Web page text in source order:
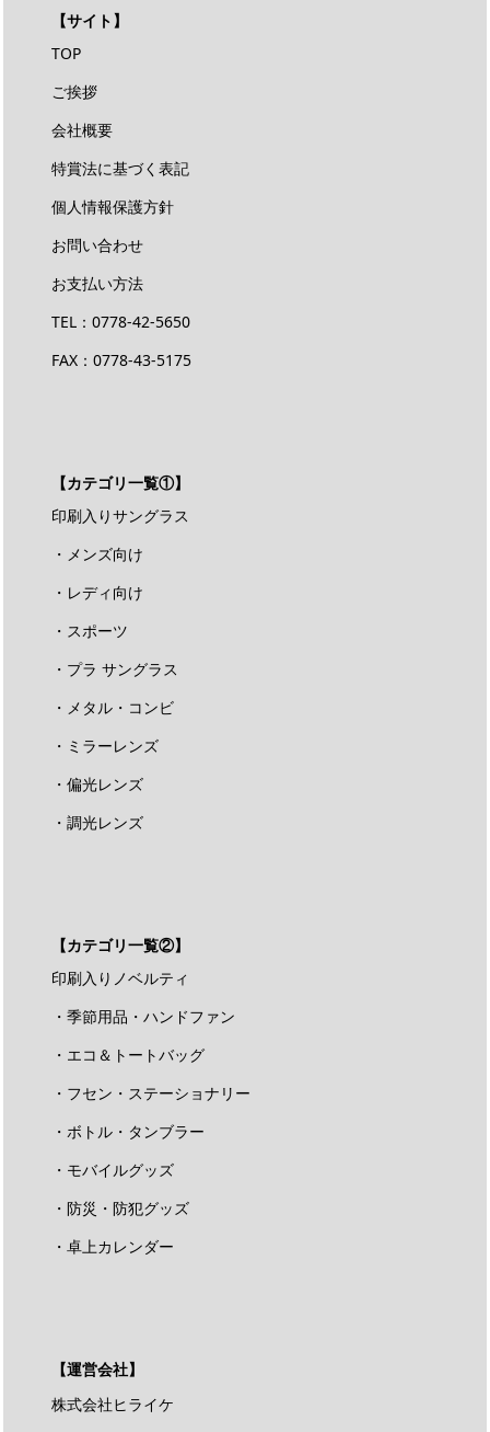
【サイト】
TOP
ご挨拶
会社概要
特賞法に基づく表記
個人情報保護方針
お問い合わせ
お支払い方法
TEL：0778-42-5650
FAX：0778-43-5175
【カテゴリ一覧①】
印刷入りサングラス
・メンズ向け
・レディ向け
・スポーツ
・プラ サングラス
・メタル・コンビ
・ミラーレンズ
・偏光レンズ
・調光レンズ
【カテゴリ一覧②】
印刷入りノベルティ
・季節用品・ハンドファン
・エコ＆トートバッグ
・フセン・ステーショナリー
・ボトル・タンブラー
・モバイルグッズ
・防災・防犯グッズ
・卓上カレンダー
【運営会社】
株式会社ヒライケ